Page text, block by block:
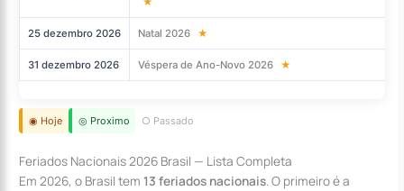
25 dezembro 2026 Natal 2026 ★
31 dezembro 2026 Véspera de Ano-Novo 2026 ★
◉ Hoje ◎ Proximo ○ Passado
Feriados Nacionais 2026 Brasil — Lista Completa
Em 2026, o Brasil tem 13 feriados nacionais. O primeiro é a